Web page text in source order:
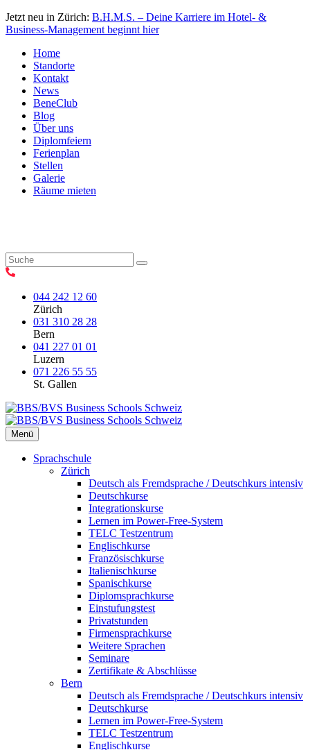
Jetzt neu in Zürich: B.H.M.S. – Deine Karriere im Hotel- &
Business-Management beginnt hier
Home
Standorte
Kontakt
News
BeneClub
Blog
Über uns
Diplomfeiern
Ferienplan
Stellen
Galerie
Räume mieten
044 242 12 60
Zürich
031 310 28 28
Bern
041 227 01 01
Luzern
071 226 55 55
St. Gallen
Menü
Sprachschule
Zürich
Deutsch als Fremdsprache / Deutschkurs intensiv
Deutschkurse
Integrationskurse
Lernen im Power-Free-System
TELC Testzentrum
Englischkurse
Französischkurse
Italienischkurse
Spanischkurse
Diplomsprachkurse
Einstufungstest
Privatstunden
Firmensprachkurse
Weitere Sprachen
Seminare
Zertifikate & Abschlüsse
Bern
Deutsch als Fremdsprache / Deutschkurs intensiv
Deutschkurse
Lernen im Power-Free-System
TELC Testzentrum
Englischkurse